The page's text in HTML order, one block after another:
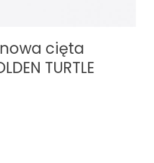
cięta
TURTLE